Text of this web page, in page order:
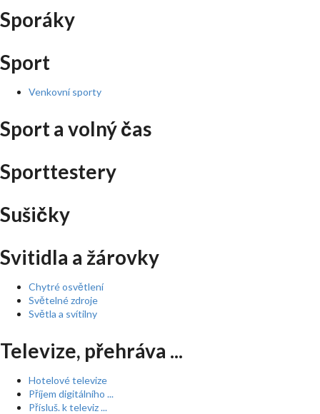
Sporáky
Sport
Venkovní sporty
Sport a volný čas
Sporttestery
Sušičky
Svitidla a žárovky
Chytré osvětlení
Světelné zdroje
Světla a svítilny
Televize, přehráva ...
Hotelové televize
Příjem digitálního ...
Přísluš. k televiz ...